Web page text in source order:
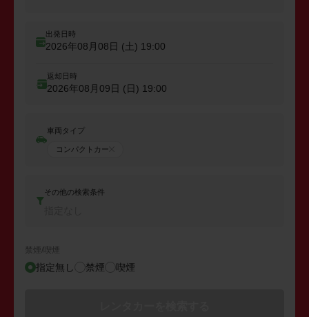
出発日時
2026年08月08日 (土) 19:00
返却日時
2026年08月09日 (日) 19:00
車両タイプ
コンパクトカー
その他の検索条件
禁煙/喫煙
指定無し 禁煙 喫煙